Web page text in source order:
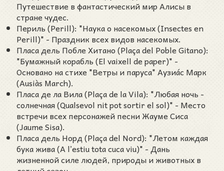
Путешествие в фантастический мир Алисы в
стране чудес.
Периль (Perill): "Наука о насекомых (Insectes en
Perill)" - Праздник всех видов насекомых.
Пласа дель Побле Хитано (Plaça del Poble Gitano):
"Бумажный корабль (El vaixell de paper)" -
Основано на стихе "Ветры и паруса" Аузиа́с Марк
(Ausiàs March).
Пласа де ла Вила (Plaça de la Vila): "Любая ночь -
солнечная (Qualsevol nit pot sortir el sol)" - Место
встречи всех персонажей песни Жауме Сиса
(Jaume Sisa).
Пласа дель Норд (Plaça del Nord): "Летом каждая
бука жива (A l’estiu tota cuca viu)" - Дань
жизненной силе людей, природы и животных в